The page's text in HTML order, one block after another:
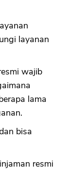
layanan
wajib
lama
bisa
resmi
OK